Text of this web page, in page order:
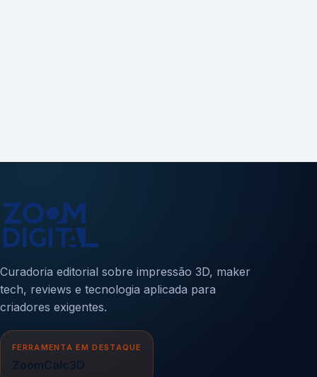
Curadoria editorial sobre impressão 3D, maker
tech, reviews e tecnologia aplicada para
criadores exigentes.
FERRAMENTA EM DESTAQUE
ZoomCalc3D